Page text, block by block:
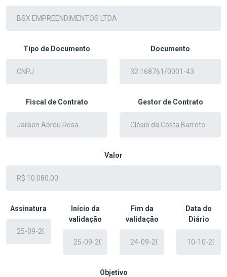
Tipo de Documento Documento
Fiscal de Contrato Gestor de Contrato
Valor
Assinatura
Início da
validação
Fim da
validação
Data do
Diário
Objetivo